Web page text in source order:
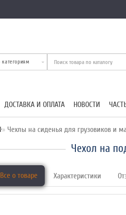
ДОСТАВКА И ОПЛАТА НОВОСТИ
Чехлы на сиденья для грузовиков и
Чехол на
Все о товаре Характеристики